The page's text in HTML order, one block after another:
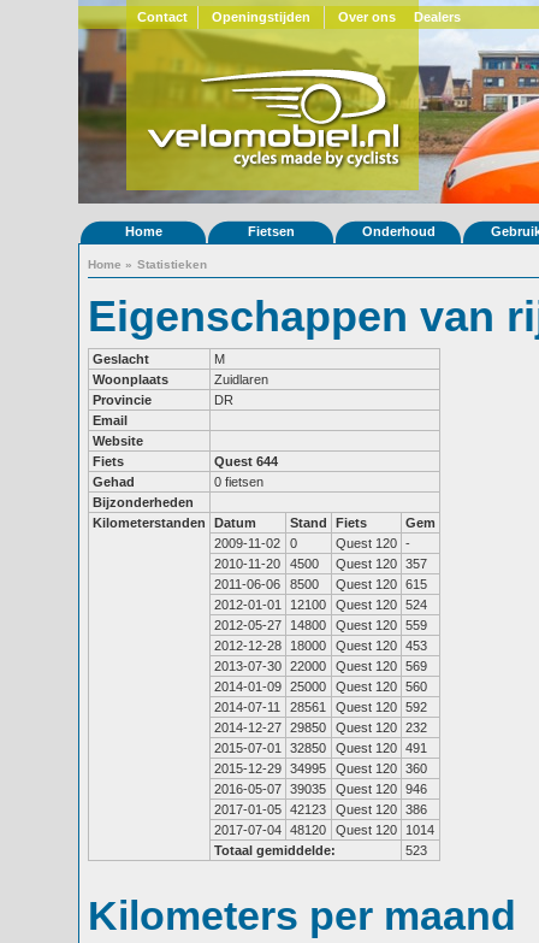
Contact Openingstijden Over ons Dealers
Home Fietsen Onderhoud
Home » Statistieken
Eigenschappen van
Geslacht
M
Woonplaats
Zuidlaren
Provincie
DR
Email
Website
Fiets
Quest 644
Gehad
0 fietsen
Bijzonderheden
Kilometerstanden
Datum Stand Fiets
Gem
2009-11-02
0 Quest 120 -
2010-11-20
4500 Quest 120 357
2011-06-06
8500 Quest 120 615
2012-01-01
12100 Quest 120 524
2012-05-27
14800 Quest 120 559
2012-12-28
18000 Quest 120 453
2013-07-30 22000 Quest 120 569
2014-01-09 25000 Quest 120 560
2014-07-11
28561 Quest 120 592
2014-12-27 29850 Quest 120 232
2015-07-01
32850 Quest 120 491
2015-12-29 34995 Quest 120 360
2016-05-07 39035 Quest 120 946
2017-01-05 42123 Quest 120 386
2017-07-04 48120 Quest 120
1014
Totaal gemiddelde:
523
Kilometers per maand